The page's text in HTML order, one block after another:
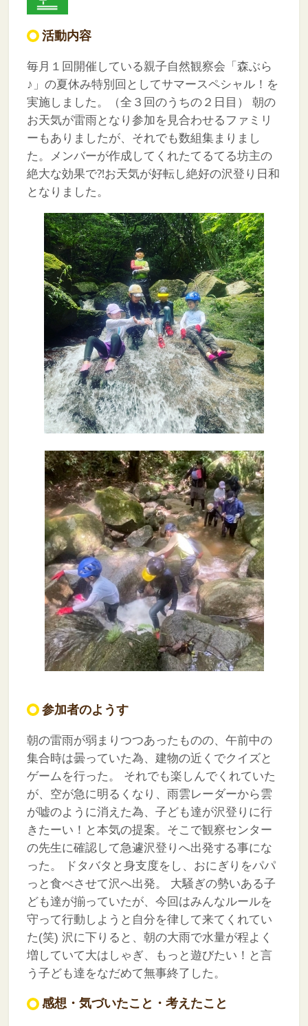
活動内容
毎月１回開催している親子自然観察会「森ぶら
♪」の夏休み特別回としてサマースペシャル！を
実施しました。（全３回のうちの２日目）
朝の
お天気が雷雨となり参加を見合わせるファミリ
ーもありましたが、それでも数組集まりまし
た。メンバーが作成してくれたてるてる坊主の
絶大な効果で⁈お天気が好転し絶好の沢登り日和
となりました。
参加者のようす
朝の雷雨が弱まりつつあったものの、午前中の
集合時は曇っていた為、建物の近くでクイズと
ゲームを行った。
それでも楽しんでくれていた
が、空が急に明るくなり、雨雲レーダーから雲
が嘘のように消えた為、子ども達が沢登りに行
きたーい！と本気の提案。そこで観察センター
の先生に確認して急遽沢登りへ出発する事にな
った。
ドタバタと身支度をし、おにぎりをパパ
っと食べさせて沢へ出発。
大騒ぎの勢いある子
ども達が揃っていたが、今回はみんなルールを
守って行動しようと自分を律して来てくれてい
た(笑) 沢に下りると、朝の大雨で水量が程よく
増していて大はしゃぎ、もっと遊びたい！と言
う子ども達をなだめて無事終了した。
感想・気づいたこと・考えたこと